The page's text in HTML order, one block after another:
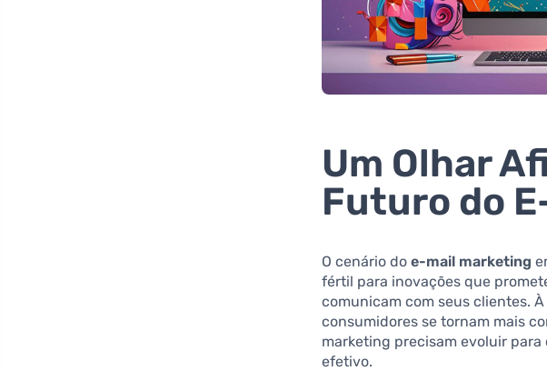
Um Olhar
Futuro do
O cenário doe-mail marketing
fértil para inovações que
comunicam com seus clientes.
consumidores se tornam mais
marketing precisam evoluir
efetivo.